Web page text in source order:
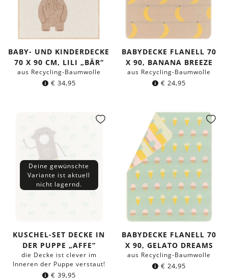
BABY- UND KINDERDECKE
70 X 90 CM, LILI „BÄR“
aus Recycling-Baumwolle
€ 34,95
BABYDECKE FLANELL 70
X 90, BANANA BREEZE
aus Recycling-Baumwolle
€ 24,95
Deine gewünschte
Variante ist aktuell
nicht lagernd.
KUSCHEL-SET DECKE IN
DER PUPPE „AFFE“
die Decke ist clever im
Inneren der Puppe verstaut!
€ 39,95
BABYDECKE FLANELL 70
X 90, GELATO DREAMS
aus Recycling-Baumwolle
€ 24,95